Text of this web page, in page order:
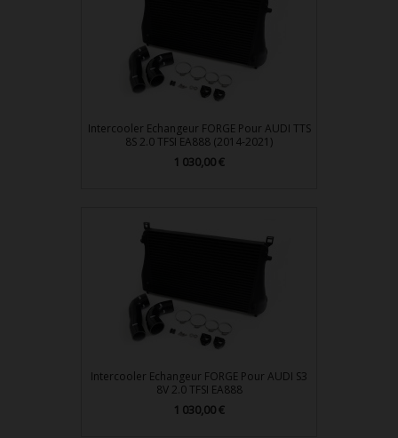
Intercooler Echangeur FORGE Pour AUDI TTS
8S 2.0 TFSI EA888 (2014-2021)
Prix
1 030,00 €
Intercooler Echangeur FORGE Pour AUDI S3
8V 2.0 TFSI EA888
Prix
1 030,00 €